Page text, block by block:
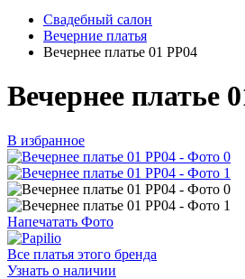
Свадебный салон
Вечерние платья
Вечернее платье 01 PP04
Вечернее платье
В избранное
Напечатать Фото
Все платья этого бренда
Узнать о наличии